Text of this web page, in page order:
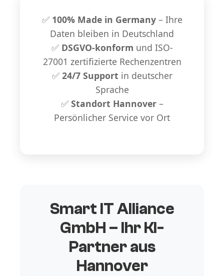
✅ 100% Made in Germany– Ihre
Daten bleiben in Deutschland
✅ DSGVO-konform und ISO-
27001 zertifizierte Rechenzentren
✅ 24/7 Support in deutscher
Sprache
✅ Standort Hannover–
Persönlicher Service vor Ort
Smart IT Alliance
GmbH – Ihr KI-
Partner aus
Hannover